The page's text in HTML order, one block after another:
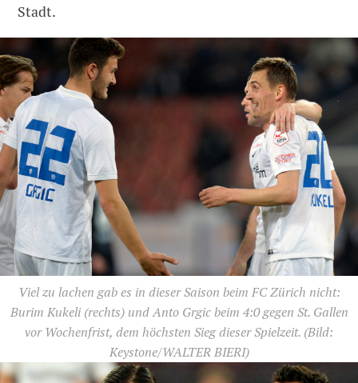
Stadt.
Viel zu lachen gab es in dieser Saison beim FC Zürich nicht:
Burim Kukeli (rechts) und Anto Grgic beim 4:0 gegen St. Gallen
vor Wochenfrist, dem höchsten Sieg dieser Spielzeit. (Bild:
Keystone/WALTER BIERI)